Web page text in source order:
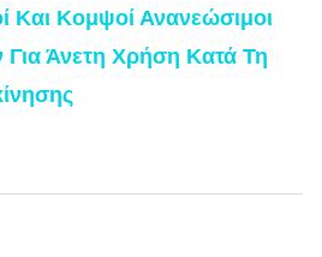
Και Κομψοί Ανανεώσιμοι
Για Άνετη Χρήση Κατά Τη